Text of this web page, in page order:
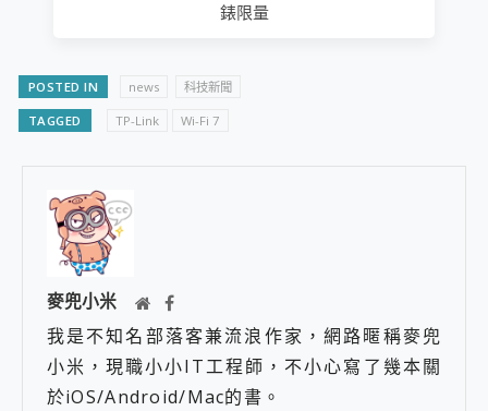
錶限量
POSTED IN news 科技新聞
TAGGED TP-Link Wi-Fi 7
麥兜小米
我是不知名部落客兼流浪作家，網路暱稱麥兜
小米，現職小小IT工程師，不小心寫了幾本關
於iOS/Android/Mac的書。